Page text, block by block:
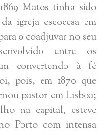
Matos tinha sido
igreja escocesa em
o coadjuvar no seu
entre os
convertendo à fé
pois, em 1870 que
pastor em Lisboa;
na capital, esteve
Porto com intensa